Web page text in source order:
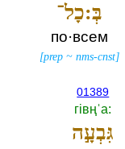
בְּ:כָל־
по·всем
[prep ~nms-cnst]
01389
гiвңˈа:‎
גִּבְעָ֣ה